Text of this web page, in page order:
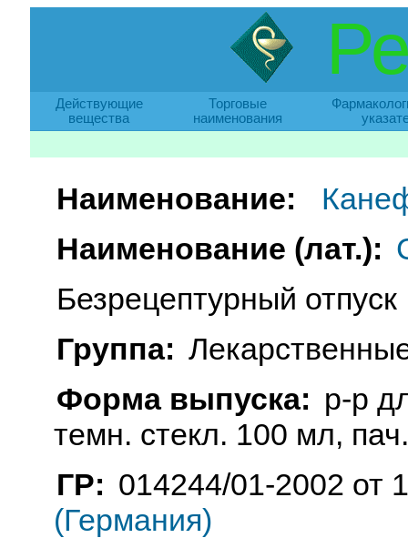
Действующие
вещества
Торговые
наименования
Наименование:
Наименование (лат.):
Безрецептурный отпуск
Группа:
Форма выпуска: р-р
темн. стекл. 100 мл,
ГР: 014244/01-2002 от
(Германия)